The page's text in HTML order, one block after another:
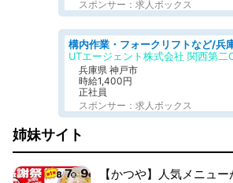
スポンサー：求人ボックス
UTエージェント株式会社 関西第二
兵庫県 神戸市
時給1,400円
正社員
スポンサー：求人ボックス
姉妹サイト
【かつや】人気メニュ